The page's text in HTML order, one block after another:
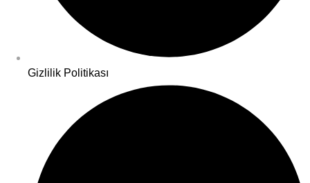
Gizlilik Politikası